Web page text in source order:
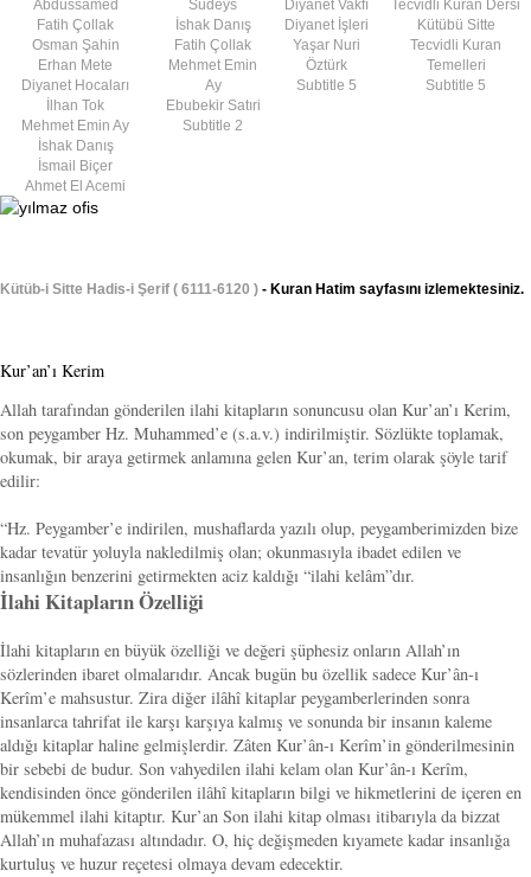
Abdussamed
Fatih Çollak
Osman Şahin
Erhan Mete
Diyanet Hocaları
İlhan Tok
Mehmet Emin Ay
İshak Danış
İsmail Biçer
Ahmet El Acemi
Sudeys
İshak Danış
Fatih Çollak
Mehmet Emin
Ay
Ebubekir Satıri
Subtitle 2
Diyanet Vakfı
Diyanet İşleri
Yaşar Nuri
Öztürk
Subtitle 5
Tecvidli Kuran Dersi
Kütübü Sitte
Tecvidli Kuran
Temelleri
Subtitle 5
Kütüb-i Sitte Hadis-i Şerif ( 6111-6120 ) - Kuran Hatim sayfasını izlemektesiniz.
Kur’an’ı Kerim
Allah tarafından gönderilen ilahi kitapların sonuncusu olan Kur’an’ı Kerim,
son peygamber Hz. Muhammed’e (s.a.v.) indirilmiştir. Sözlükte toplamak,
okumak, bir araya getirmek anlamına gelen Kur’an, terim olarak şöyle tarif
edilir:
“Hz. Peygamber’e indirilen, mushaflarda yazılı olup, peygamberimizden bize
kadar tevatür yoluyla nakledilmiş olan; okunmasıyla ibadet edilen ve
insanlığın benzerini getirmekten aciz kaldığı “ilahi kelâm”dır.
İlahi Kitapların Özelliği
İlahi kitapların en büyük özelliği ve değeri şüphesiz onların Allah’ın
sözlerinden ibaret olmalarıdır. Ancak bugün bu özellik sadece Kur’ân-ı
Kerîm’e mahsustur. Zira diğer ilâhî kitaplar peygamberlerinden sonra
insanlarca tahrifat ile karşı karşıya kalmış ve sonunda bir insanın kaleme
aldığı kitaplar haline gelmişlerdir. Zâten Kur’ân-ı Kerîm’in gönderilmesinin
bir sebebi de budur. Son vahyedilen ilahi kelam olan Kur’ân-ı Kerîm,
kendisinden önce gönderilen ilâhî kitapların bilgi ve hikmetlerini de içeren en
mükemmel ilahi kitaptır. Kur’an Son ilahi kitap olması itibarıyla da bizzat
Allah’ın muhafazası altındadır. O, hiç değişmeden kıyamete kadar insanlığa
kurtuluş ve huzur reçetesi olmaya devam edecektir.